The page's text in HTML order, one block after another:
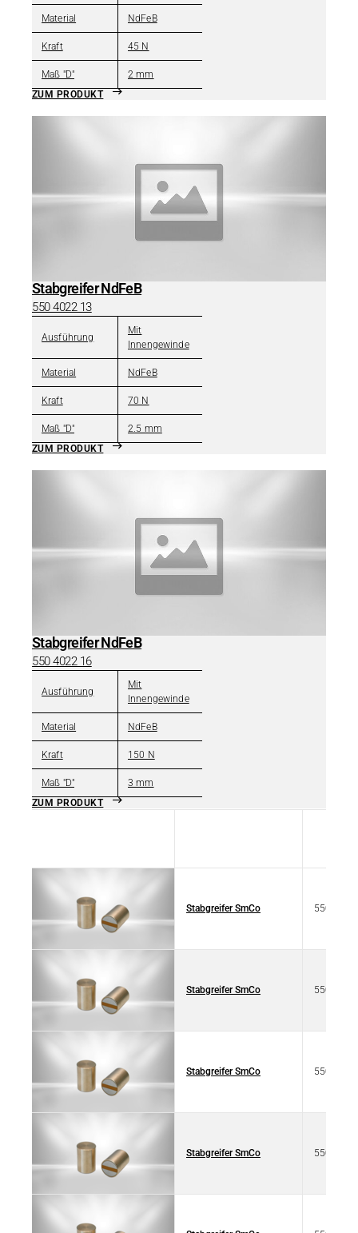
Material NdFeB
Kraft 45 N
Maß "D"
2 mm
ZUM PRODUKT
Stabgreifer NdFeB
550 4022 13
Ausführung
Mit
Innengewinde
Material NdFeB
Kraft 70 N
Maß "D"
2.5 mm
ZUM PRODUKT
Stabgreifer NdFeB
550 4022 16
Ausführung
Mit
Innengewinde
Material NdFeB
Kraft 150 N
Maß "D"
3 mm
ZUM PRODUKT
Stabgreifer SmCo 550 4011
Stabgreifer SmCo 550 4011
Stabgreifer SmCo 550 4011
Stabgreifer SmCo 550 4011